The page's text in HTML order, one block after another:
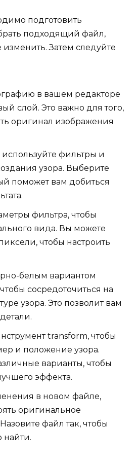
подготовить
подходящий файл,
изменить. Затем следуйте
в вашем редакторе
слой. Это важно для того,
оригинал изображения
фильтры и
узора. Выберите
поможет вам добиться
фильтра, чтобы
вида. Вы можете
чтобы настроить
белым вариантом
сосредоточиться на
узора. Это позволит вам
transform, чтобы
и положение узора.
варианты, чтобы
эффекта.
в новом файле,
оригинальное
файл так, чтобы
найти.